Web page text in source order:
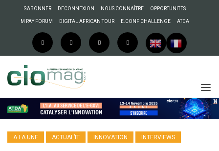
S’ABONNER DECONNEXION NOUS CONNAÎTRE OPPORTUNITES
M PAY FORUM DIGITAL AFRICAN TOUR E.CONF CHALLENGE ATDA
A LA UNE ACTUAL’IT INNOVATION INTERVIEWS